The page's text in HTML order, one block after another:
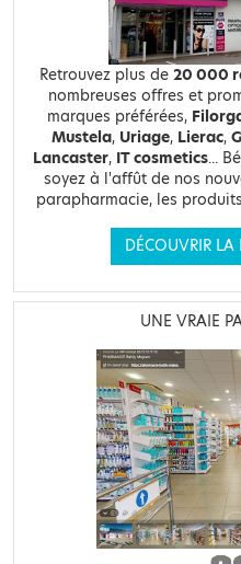
Retrouvez plus de 20 000
nombreuses offres et
marques préférées,
Mustela, Uriage, Lierac,
Lancaster, IT cosmetics...
soyez à l'affût de nos
parapharmacie, les
DÉCOUVRIR LA
UNE VRAIE